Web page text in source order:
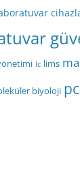
lc lims
biyoloji